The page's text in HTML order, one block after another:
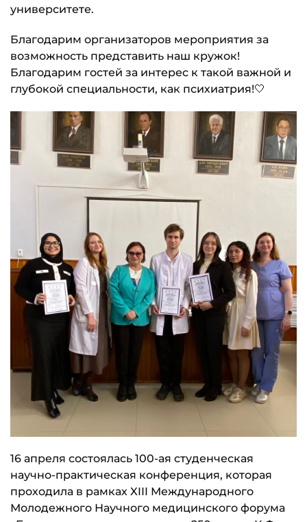
университете.
Благодарим организаторов мероприятия за
возможность представить наш кружок!
Благодарим гостей за интерес к такой важной и
глубокой специальности, как психиатрия!🤍
16 апреля состоялась 100-ая студенческая
научно-практическая конференция, которая
проходила в рамках XIII Международного
Молодежного Научного медицинского форума